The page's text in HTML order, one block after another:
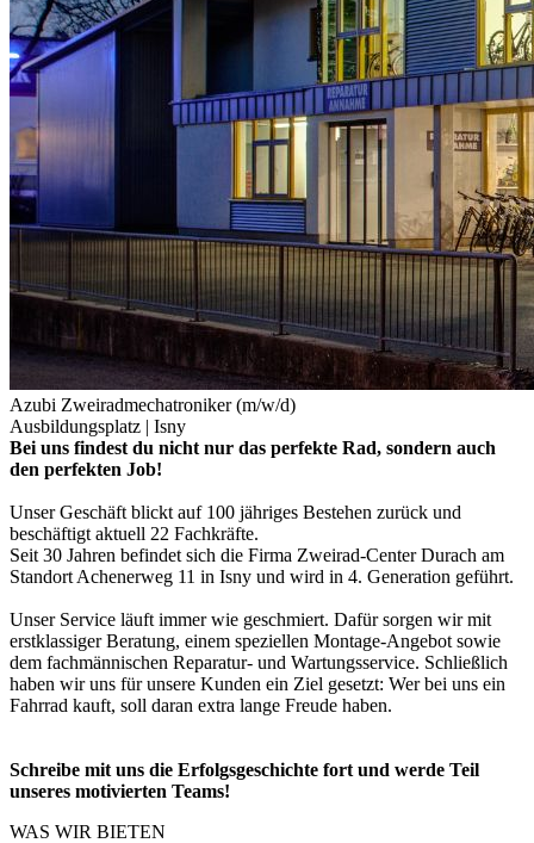
Azubi Zweiradmechatroniker (m/w/d)
Ausbildungsplatz | Isny
Bei uns findest du nicht nur das perfekte Rad, sondern auch
den perfekten Job!
Unser Geschäft blickt auf 100 jähriges Bestehen zurück und
beschäftigt aktuell 22 Fachkräfte.
Seit 30 Jahren befindet sich die Firma Zweirad-Center Durach am
Standort Achenerweg 11 in Isny und wird in 4. Generation geführt.
Unser Service läuft immer wie geschmiert. Dafür sorgen wir mit
erstklassiger Beratung, einem speziellen Montage-Angebot sowie
dem fachmännischen Reparatur- und Wartungsservice. Schließlich
haben wir uns für unsere Kunden ein Ziel gesetzt: Wer bei uns ein
Fahrrad kauft, soll daran extra lange Freude haben.
Schreibe mit uns die Erfolgsgeschichte fort und werde Teil
unseres motivierten Teams!
WAS WIR BIETEN